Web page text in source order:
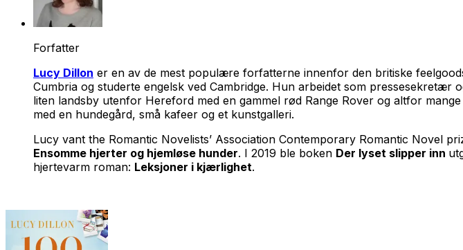
Forfatter
Lucy Dillon er en av de mest populære forfatterne innenfor den britiske
Cumbria og studerte engelsk ved Cambridge. Hun arbeidet som
liten landsby utenfor Hereford med en gammel rød Range Rover og altfor
med en hundegård, små kafeer og et kunstgalleri.
Lucy vant the Romantic Novelists’ Association Contemporary Romantic Novel
Ensomme hjerter og hjemløse hunder. I 2019 ble boken Der lyset slipper inn
hjertevarm roman: Leksjoner i kjærlighet.